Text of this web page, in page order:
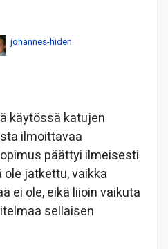
johannes-hiden
käytössä katujen
ilmoittavaa
päättyi ilmeisesti
ole jatkettu, vaikka
ei ole, eikä liioin vaikuta
sellaisen